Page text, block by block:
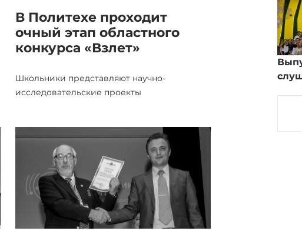
В Политехе проходит
очный этап областного
конкурса «Взлет»
Школьники представляют научно-
исследовательские проекты